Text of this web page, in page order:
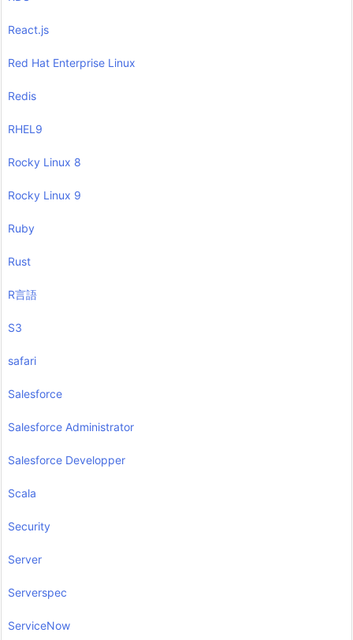
React.js
Red Hat Enterprise Linux
Redis
RHEL9
Rocky Linux 8
Rocky Linux 9
Ruby
Rust
R言語
S3
safari
Salesforce
Salesforce Administrator
Salesforce Developper
Scala
Security
Server
Serverspec
ServiceNow